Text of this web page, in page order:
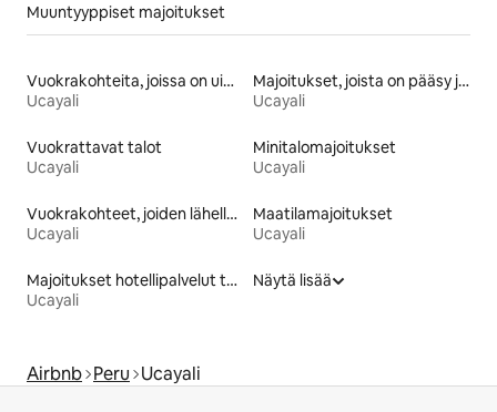
Muuntyyppiset majoitukset
Vuokrakohteita, joissa on uima-allas
Ucayali
Majoitukset, joista on pääsy järvelle
Ucayali
Vuokrattavat talot
Ucayali
Minitalomajoitukset
Ucayali
Vuokrakohteet, joiden lähellä on rinne tai latu
Ucayali
Maatilamajoitukset
Ucayali
Majoitukset hotellipalvelut tarjoavissa huoneistoissa
Ucayali
Näytä lisää
Airbnb Peru Ucayali